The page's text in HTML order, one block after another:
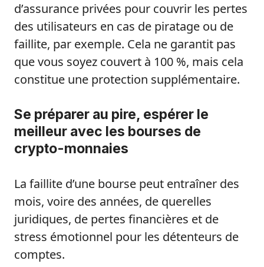
d’assurance privées pour couvrir les pertes
des utilisateurs en cas de piratage ou de
faillite, par exemple. Cela ne garantit pas
que vous soyez couvert à 100 %, mais cela
constitue une protection supplémentaire.
Se préparer au pire, espérer le
meilleur avec les bourses de
crypto-monnaies
La faillite d’une bourse peut entraîner des
mois, voire des années, de querelles
juridiques, de pertes financières et de
stress émotionnel pour les détenteurs de
comptes.